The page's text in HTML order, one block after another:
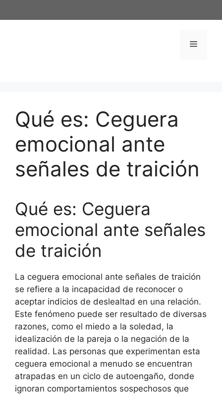
al
Menú
Qué es: Ceguera
emocional ante
señales de traición
Qué es: Ceguera
emocional ante señales
de traición
La ceguera emocional ante señales de traición
se refiere a la incapacidad de reconocer o
aceptar indicios de deslealtad en una relación.
Este fenómeno puede ser resultado de diversas
razones, como el miedo a la soledad, la
idealización de la pareja o la negación de la
realidad. Las personas que experimentan esta
ceguera emocional a menudo se encuentran
atrapadas en un ciclo de autoengaño, donde
ignoran comportamientos sospechosos que